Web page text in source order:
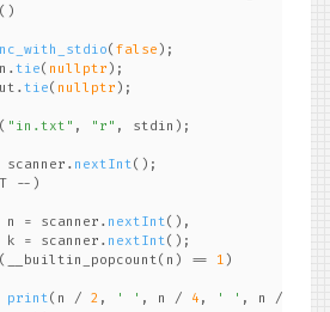
()
( false );
tie( nullptr );
tie( nullptr );
( "in.txt" , "r" , stdin);
scanner.nextInt();
--)
n = scanner. nextInt(),
k = scanner.
nextInt();
(__builtin_popcount(n) == 1 )
print(n / 2 , ' ' , n / 4 , ' ' , n /